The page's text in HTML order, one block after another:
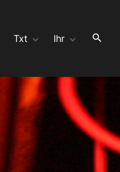
Txt
Split 10″ mit moloch
Bedeutungsschwang
er mit Zwillingen
Ihr
Bauchladen
Gast